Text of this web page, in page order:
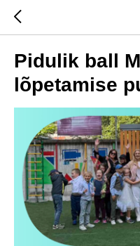
Pidulik ball
lõpetamise